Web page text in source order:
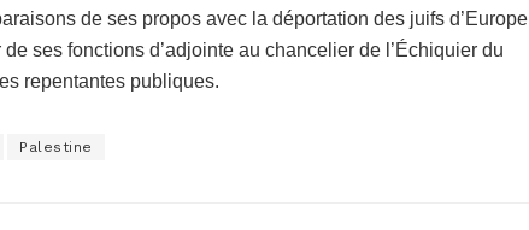
de ses propos avec la déportation des juifs d’Europe
ses fonctions d’adjointe au chancelier de l’Échiquier du
repentantes publiques.
Palestine